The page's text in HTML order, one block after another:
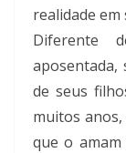
realidade em
Diferente
aposentada,
de seus
muitos
que o amam